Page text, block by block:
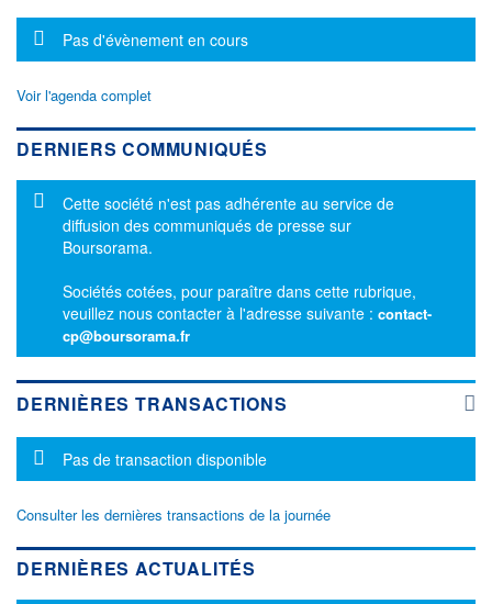
Message d'information
Pas d'évènement en cours
Voir l'agenda complet
DERNIERS COMMUNIQUÉS
Message d'information
Cette société n'est pas adhérente au service de
diffusion des communiqués de presse sur
Boursorama.
Sociétés cotées, pour paraître dans cette rubrique,
veuillez nous contacter à l'adresse suivante : contact-
cp@boursorama.fr
DERNIÈRES TRANSACTIONS
Message d'information
Pas de transaction disponible
Consulter les dernières transactions de la journée
DERNIÈRES ACTUALITÉS